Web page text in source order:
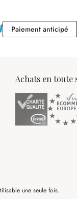
Paiement anticipé
Achats en toute
une seule fois.